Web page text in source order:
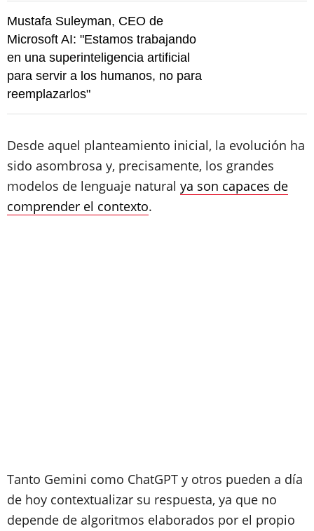
Mustafa Suleyman, CEO de
Microsoft AI: "Estamos trabajando
en una superinteligencia artificial
para servir a los humanos, no para
reemplazarlos"
Desde aquel planteamiento inicial, la evolución ha
sido asombrosa y, precisamente, los grandes
modelos de lenguaje natural ya son capaces de
comprender el contexto.
Tanto Gemini como ChatGPT y otros pueden a día
de hoy contextualizar su respuesta, ya que no
depende de algoritmos elaborados por el propio